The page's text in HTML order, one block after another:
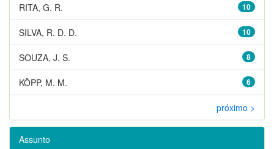
10
RITA, G. R.
10
SILVA, R. D. D.
8
SOUZA, J. S.
6
KÖPP, M. M.
próximo >
Assunto